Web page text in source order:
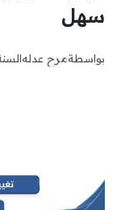
سهل
بواسطةمرح عدله